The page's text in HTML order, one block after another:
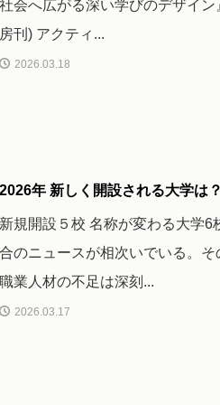
社会へ広がる深い学びのデザイ
房刊) アクティ...
2026.03.18
2026年 新しく開設される大学は？
新規開設５校 名称が変わる大学6
合のニュースが相次いでいる。
職業人材の不足は深刻...
2026.03.17